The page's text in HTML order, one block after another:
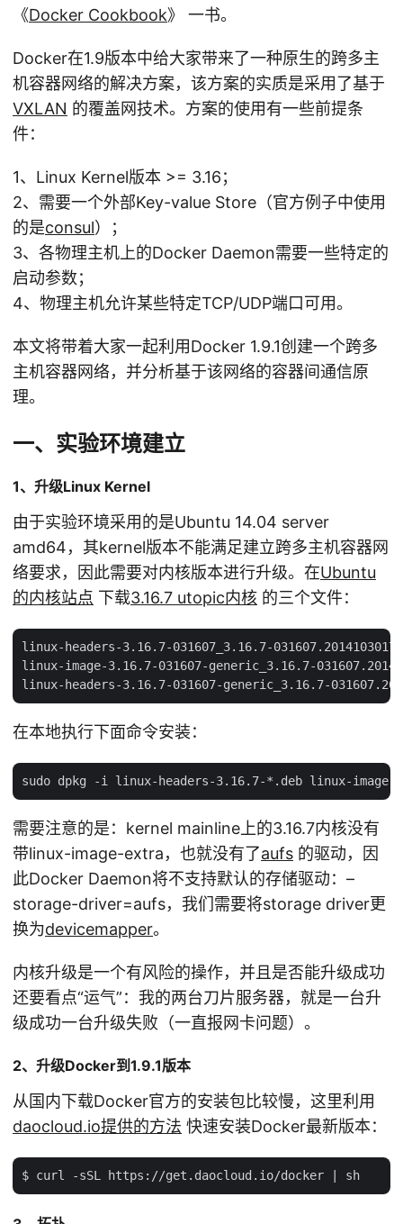
《Docker Cookbook》 一书。
Docker在1.9版本中给大家带来了一种原生的跨多主
机容器网络的解决方案，该方案的实质是采用了基于
VXLAN 的覆盖网技术。方案的使用有一些前提条
件：
1、Linux Kernel版本 >= 3.16；
2、需要一个外部Key-value Store（官方例子中使用
的是consul）；
3、各物理主机上的Docker Daemon需要一些特定的
启动参数；
4、物理主机允许某些特定TCP/UDP端口可用。
本文将带着大家一起利用Docker 1.9.1创建一个跨多
主机容器网络，并分析基于该网络的容器间通信原
理。
一、实验环境建立
1、升级Linux Kernel
由于实验环境采用的是Ubuntu 14.04 server
amd64，其kernel版本不能满足建立跨多主机容器网
络要求，因此需要对内核版本进行升级。在Ubuntu
的内核站点 下载3.16.7 utopic内核 的三个文件：
linux-headers-3.16.7-031607_3.16.7-
linux-image-3.16.7-031607-generic_3.16.7-
在本地执行下面命令安装：
需要注意的是：kernel mainline上的3.16.7内核没有
带linux-image-extra，也就没有了aufs 的驱动，因
此Docker Daemon将不支持默认的存储驱动：–
storage-driver=aufs，我们需要将storage driver更
换为devicemapper。
内核升级是一个有风险的操作，并且是否能升级成功
还要看点“运气”：我的两台刀片服务器，就是一台升
级成功一台升级失败（一直报网卡问题）。
2、升级Docker到1.9.1版本
从国内下载Docker官方的安装包比较慢，这里利用
daocloud.io提供的方法 快速安装Docker最新版本：